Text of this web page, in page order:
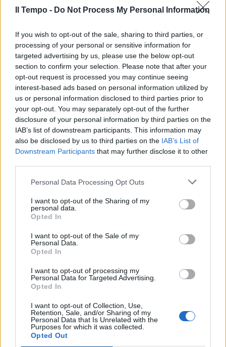
Il Tempo - Do Not Process My Personal Information
If you wish to opt-out of the sale, sharing to third parties, or
processing of your personal or sensitive information for
targeted advertising by us, please use the below opt-out
section to confirm your selection. Please note that after your
opt-out request is processed you may continue seeing
interest-based ads based on personal information utilized by
us or personal information disclosed to third parties prior to
your opt-out. You may separately opt-out of the further
disclosure of your personal information by third parties on the
IAB’s list of downstream participants. This information may
also be disclosed by us to third parties on the IAB’s List of
Downstream Participants that may further disclose it to other
Personal Data Processing Opt Outs
I want to opt-out of the Sharing of my
personal data.
Opted In
I want to opt-out of the Sale of my
Personal Data.
Opted In
I want to opt-out of processing my
Personal Data for Targeted Advertising.
Opted In
I want to opt-out of Collection, Use,
Retention, Sale, and/or Sharing of my
Personal Data that Is Unrelated with the
Purposes for which it was collected.
Opted Out
In evidenza